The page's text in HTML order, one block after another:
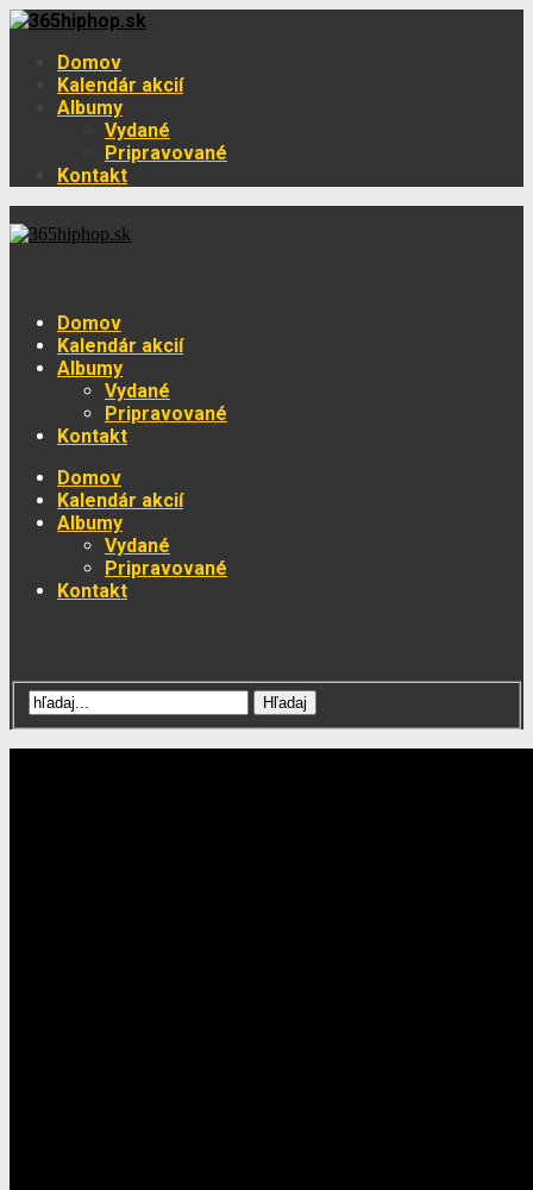
Domov
Kalendár akcií
Albumy
Vydané
Pripravované
Kontakt
Domov
Kalendár akcií
Albumy
Vydané
Pripravované
Kontakt
Domov
Kalendár akcií
Albumy
Vydané
Pripravované
Kontakt